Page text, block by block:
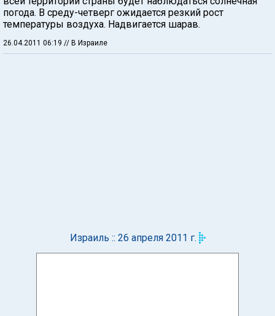
погода. В среду-четверг ожидается резкий рост
температуры воздуха. Надвигается шарав.
26.04.2011 06:19 // В Израиле
Израиль :: 26 апреля 2011 г.